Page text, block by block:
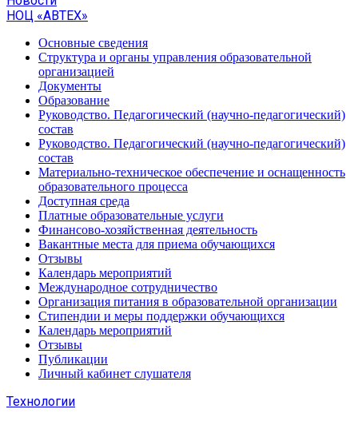
НОЦ «АВТЕХ»
Основные сведения
Структура и органы управления образовательной
организацией
Документы
Образование
Руководство. Педагогический (научно-педагогический)
состав
Руководство. Педагогический (научно-педагогический)
состав
Материально-техническое обеспечение и оснащенность
образовательного процесса
Доступная среда
Платные образовательные услуги
Финансово-хозяйственная деятельность
Вакантные места для приема обучающихся
Отзывы
Календарь мероприятий
Международное сотрудничество
Организация питания в образовательной организации
Стипендии и меры поддержки обучающихся
Календарь мероприятий
Отзывы
Публикации
Личный кабинет слушателя
Технологии